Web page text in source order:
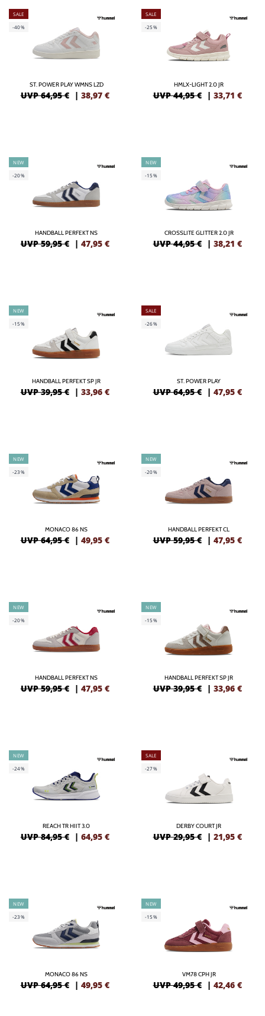
SALE
-40%
ST. POWER PLAY WMNS LZD
UVP 64,95 € | 38,97 €
SALE
-25%
HMLX-LIGHT 2.0 JR
UVP 44,95 € | 33,71 €
NEW
-20%
HANDBALL PERFEKT NS
UVP 59,95 € | 47,95 €
NEW
-15%
CROSSLITE GLITTER 2.0 JR
UVP 44,95 € | 38,21 €
NEW
-15%
HANDBALL PERFEKT SP JR
UVP 39,95 € | 33,96 €
SALE
-26%
ST. POWER PLAY
UVP 64,95 € | 47,95 €
NEW
-23%
MONACO 86 NS
UVP 64,95 € | 49,95 €
NEW
-20%
HANDBALL PERFEKT CL
UVP 59,95 € | 47,95 €
NEW
-20%
HANDBALL PERFEKT NS
UVP 59,95 € | 47,95 €
NEW
-15%
HANDBALL PERFEKT SP JR
UVP 39,95 € | 33,96 €
NEW
-24%
REACH TR HIIT 3.0
UVP 84,95 € | 64,95 €
SALE
-27%
DERBY COURT JR
UVP 29,95 € | 21,95 €
NEW
-23%
MONACO 86 NS
UVP 64,95 € | 49,95 €
NEW
-15%
VM78 CPH JR
UVP 49,95 € | 42,46 €